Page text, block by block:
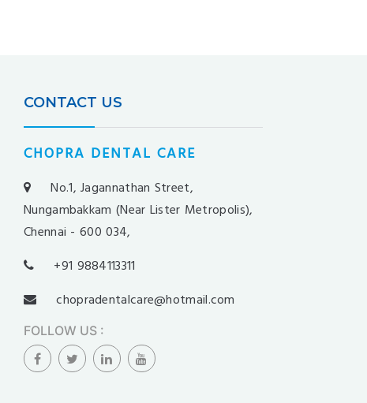
CONTACT US
CHOPRA DENTAL CARE
No.1, Jagannathan Street,
Nungambakkam (Near Lister Metropolis),
Chennai - 600 034,
+91 9884113311
chopradentalcare@hotmail.com
FOLLOW US :